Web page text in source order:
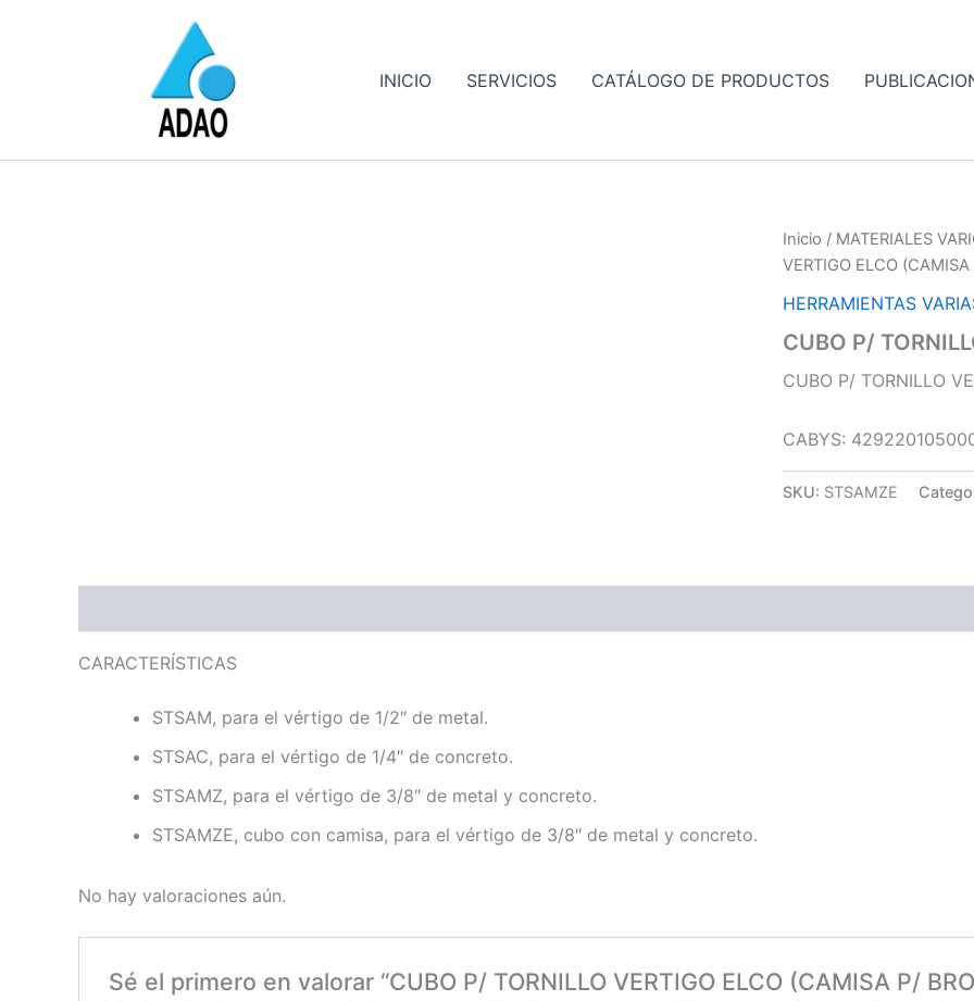
INICIO SERVICIOS CATÁLOGO DE PRODUCTOS
Inicio / MATERIALES
VERTIGO ELCO
HERRAMIENTAS
CUBO P/
CUBO P/ TORNILLO
CABYS:
SKU: STSAMZE
CARACTERÍSTICAS
STSAM, para el vértigo de 1/2″ de metal.
STSAC, para el vértigo de 1/4″ de concreto.
STSAMZ, para el vértigo de 3/8″ de metal y concreto.
STSAMZE, cubo con camisa, para el vértigo de 3/8″ de metal y concreto.
No hay valoraciones aún.
Sé el primero en valorar “CUBO P/ TORNILLO VERTIGO ELCO (CAMISA P/